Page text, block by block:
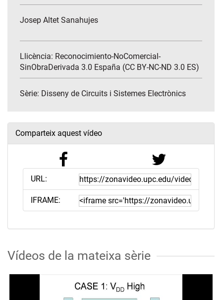
Josep Altet Sanahujes
Llicència: Reconocimiento-NoComercial-
SinObraDerivada 3.0 España (CC BY-NC-ND 3.0 ES)
Sèrie: Disseny de Circuits i Sistemes Electrònics
Comparteix aquest vídeo
URL:
IFRAME:
Vídeos de la mateixa sèrie